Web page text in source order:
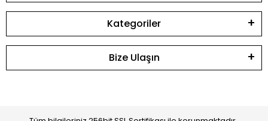
Kategoriler
Bize Ulaşın